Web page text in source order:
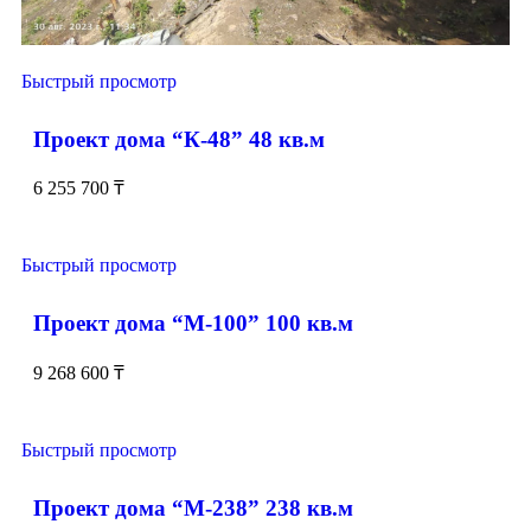
Быстрый просмотр
Проект дома “К-48” 48 кв.м
6 255 700 ₸
Быстрый просмотр
Проект дома “М-100” 100 кв.м
9 268 600 ₸
Быстрый просмотр
Проект дома “М-238” 238 кв.м